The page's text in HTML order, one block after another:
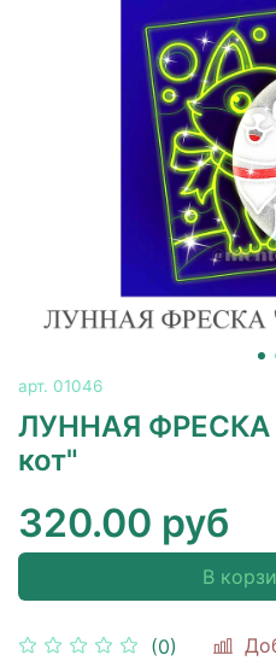
арт. 01046
ЛУННАЯ ФРЕСКА
кот"
(0)
320.00 руб
В